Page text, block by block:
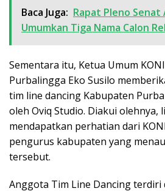
Baca Juga: Rapat Pleno Senat
Umumkan Tiga Nama Calon
Sementara itu, Ketua Umum
Purbalingga Eko Susilo
tim line dancing Kabupaten
oleh Oviq Studio. Diakui olehnya,
mendapatkan perhatian dari
pengurus kabupaten yang
tersebut.
Anggota Tim Line Dancing terdiri